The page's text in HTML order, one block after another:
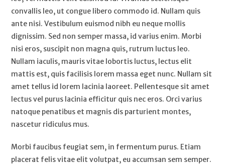
convallis leo, ut congue libero commodo id. Nullam quis
ante nisi. Vestibulum euismod nibh eu neque mollis
dignissim. Sed non semper massa, id varius enim. Morbi
nisi eros, suscipit non magna quis, rutrum luctus leo.
Nullam iaculis, mauris vitae lobortis luctus, lectus elit
mattis est, quis facilisis lorem massa eget nunc. Nullam sit
amet tellus id lorem lacinia laoreet. Pellentesque sit amet
lectus vel purus lacinia efficitur quis nec eros. Orci varius
natoque penatibus et magnis dis parturient montes,
nascetur ridiculus mus.
Morbi faucibus feugiat sem, in fermentum purus. Etiam
placerat felis vitae elit volutpat, eu accumsan sem semper.